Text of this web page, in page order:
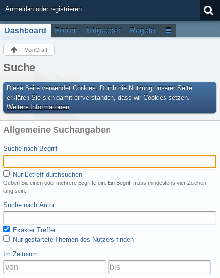
Anmelden oder registrieren
Dashboard Forum Mitglieder Regeln
MeinCraft
Suche
Diese Seite verwendet Cookies. Durch die Nutzung unserer Seite
erklären Sie sich damit einverstanden, dass wir Cookies setzen.
Weitere Informationen
Allgemeine Suchangaben
Suche nach Begriff
Nur Betreff durchsuchen
Geben Sie einen oder mehrere Begriffe ein. Ein Begriff muss mindestens vier Zeichen
lang sein.
Suche nach Autor
Exakter Treffer
Nur gestartete Themen des Nutzers finden
Im Zeitraum